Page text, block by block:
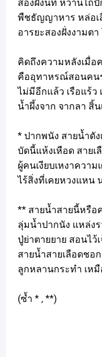
สองฝั่งนที หว่านไถ
พืชธัญญาหาร หล่อเ
อารยะสองฝั่งงามต
คิดถึงความหลังเมื่อ
คืออุทาหรณ์สอนคน
ไม่มีอีกแล้ว เรือแร้ว
น้ำผึ้งจาก จากลา สิ้
* ปากพนัง สายน้ำดัง
บัดนี้แห้งเหือด สาย
ผู้คนเงียบเหงาควา
ไร้สิ่งที่เคยหวงแหน
** สายน้ำสายนี้หรือ
ลุ่มน้ำปากนัง แหล่ง
ปู่ย่าตายยาย สอนไว้
สายน้ำสายเลือดชอ
ลูกหลานกระทำ เห
(ซ้ำ * , **)